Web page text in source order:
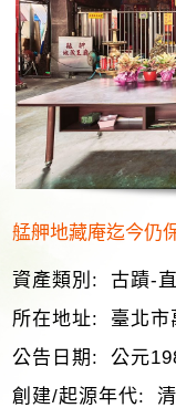
艋舺地藏庵迄今仍
資產類別:
古蹟-
所在地址:
臺北市
公告日期:
公元
創建/起源年代: